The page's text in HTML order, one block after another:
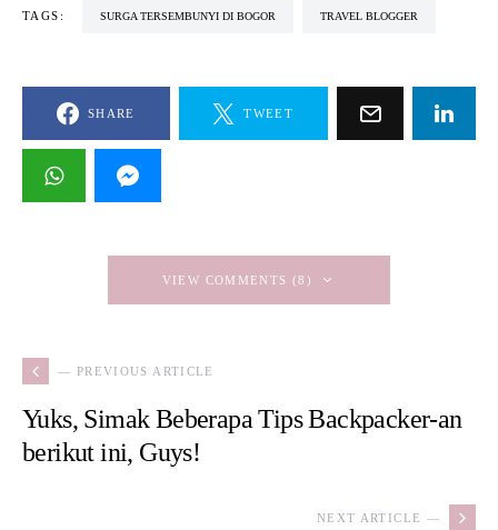
TAGS: SURGA TERSEMBUNYI DI BOGOR TRAVEL BLOGGER
SHARE TWEET
VIEW COMMENTS (8)
— PREVIOUS ARTICLE
Yuks, Simak Beberapa Tips Backpacker-an
berikut ini, Guys!
NEXT ARTICLE —